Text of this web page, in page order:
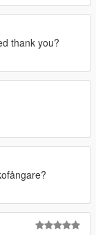
thank you?